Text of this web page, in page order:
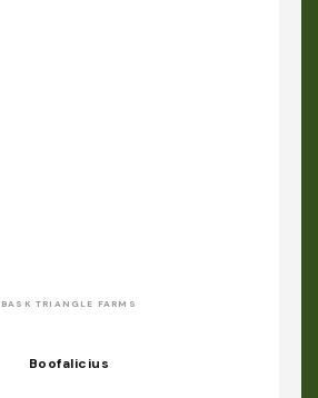
BASK TRIANGLE FARMS
Boofalicius